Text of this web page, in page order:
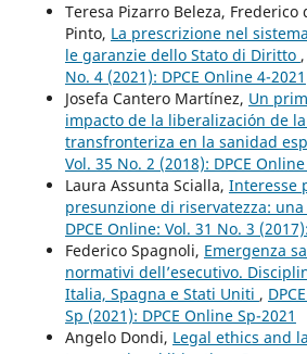
Teresa Pizarro Beleza, Frederico
Pinto, La prescrizione nel
le garanzie dello Stato di Diritto ,
No. 4 (2021): DPCE Online 4-2021
Josefa Cantero Martínez, Un
impacto de la liberalización de
transfronteriza en la sanidad
Vol. 35 No. 2 (2018): DPCE
Laura Assunta Scialla, Interesse
presunzione di riservatezza:
DPCE Online: Vol. 31 No. 3
Federico Spagnoli, Emergenza
normativi dell’esecutivo.
Italia, Spagna e Stati Uniti ,
Sp (2021): DPCE Online Sp-2021
Angelo Dondi, Legal ethics and